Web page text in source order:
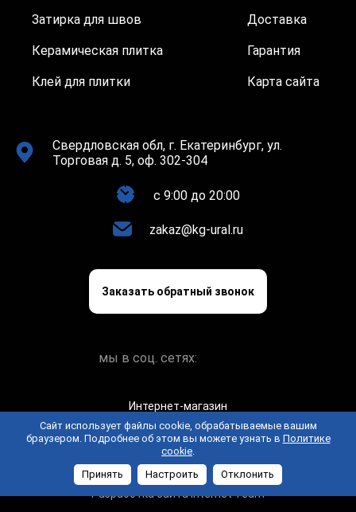
Затирка для швов
Керамическая плитка
Клей для плитки
Доставка
Гарантия
Карта сайта
Свердловская обл, г. Екатеринбург, ул.
Торговая д. 5, оф. 302-304
c 9:00 до 20:00
zakaz@kg-ural.ru
Заказать обратный звонок
мы в соц. сетях:
Интернет-магазин
keramogranit.online © 2026
Политика конфиденциальности
соглашение
Разработка сайта Internet Team
Сайт использует файлы cookie, обрабатываемые вашим
браузером. Подробнее об этом вы можете узнать в Политике
cookie.
Принять
Настроить Отклонить